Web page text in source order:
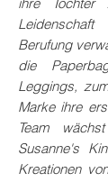
Berufung
die
Leggings,
Marke ihre
Team
Susanne's
Kreationen